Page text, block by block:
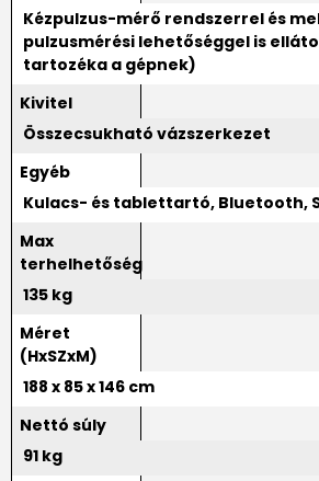
Kézpulzus-mérő rendszerrel és
pulzusmérési lehetőséggel is
tartozéka a gépnek)
Kivitel
Összecsukható vázszerkezet
Egyéb
Kulacs- és tablettartó, Bluetooth,
Max
terhelhetőség
135 kg
Méret
(HxSZxM)
188 x 85 x 146 cm
Nettó súly
91 kg